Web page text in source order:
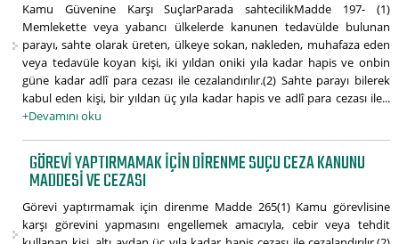
Kamu Güvenine Karşı SuçlarParada sahtecilikMadde 197- (1)
Memlekette veya yabancı ülkelerde kanunen tedavülde bulunan
parayı, sahte olarak üreten, ülkeye sokan, nakleden, muhafaza eden
veya tedavüle koyan kişi, iki yıldan oniki yıla kadar hapis ve onbin
güne kadar adlî para cezası ile cezalandırılır.(2) Sahte parayı bilerek
kabul eden kişi, bir yıldan üç yıla kadar hapis ve adlî para cezası ile...
+Devamını oku
GÖREVI YAPTIRMAMAK IÇIN DIRENME SUÇU CEZA KANUNU
MADDESI VE CEZASI
Görevi yaptırmamak için direnme Madde 265(1) Kamu görevlisine
karşı görevini yapmasını engellemek amacıyla, cebir veya tehdit